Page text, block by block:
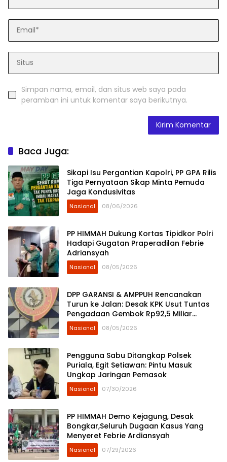
Simpan nama, email, dan situs web saya pada
peramban ini untuk komentar saya berikutnya.
Baca Juga:
Sikapi Isu Pergantian Kapolri, PP GPA Rilis
Tiga Pernyataan Sikap Minta Pemuda
Jaga Kondusivitas
Nasional 08/06/2026
PP HIMMAH Dukung Kortas Tipidkor Polri
Hadapi Gugatan Praperadilan Febrie
Adriansyah
Nasional 08/05/2026
DPP GARANSI & AMPPUH Rencanakan
Turun ke Jalan: Desak KPK Usut Tuntas
Pengadaan Gembok Rp92,5 Miliar
Ditjenpas
Nasional 08/05/2026
Pengguna Sabu Ditangkap Polsek
Puriala, Egit Setiawan: Pintu Masuk
Ungkap Jaringan Pemasok
Nasional 07/30/2026
PP HIMMAH Demo Kejagung, Desak
Bongkar,Seluruh Dugaan Kasus Yang
Menyeret Febrie Ardiansyah
Nasional 07/29/2026